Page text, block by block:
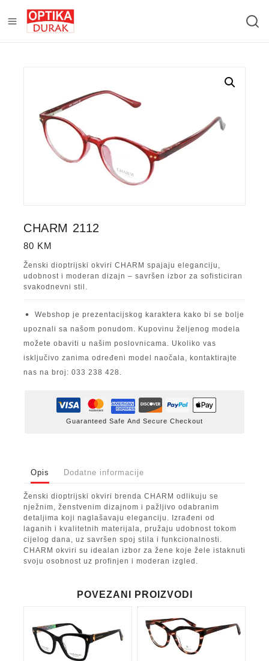
CHARM 2112
80 KM
Ženski dioptrijski okviri CHARM spajaju eleganciju,
udobnost i moderan dizajn – savršen izbor za sofisticiran
svakodnevni stil.
Webshop je prezentacijskog karaktera kako bi se bolje
upoznali sa našom ponudom. Kupovinu željenog modela
možete obaviti u našim poslovnicama. Ukoliko vas
isključivo zanima određeni model naočala, kontaktirajte
nas na broj: 033 238 428.
Guaranteed Safe And Secure Checkout
Opis Dodatne informacije
Ženski dioptrijski okviri brenda CHARM odlikuju se
nježnim, ženstvenim dizajnom i pažljivo odabranim
detaljima koji naglašavaju eleganciju. Izrađeni od
laganih i kvalitetnih materijala, pružaju udobnost tokom
cijelog dana, uz savršen spoj stila i funkcionalnosti.
CHARM okviri su idealan izbor za žene koje žele istaknuti
svoju osobnost uz profinjen i moderan izgled.
POVEZANI PROIZVODI